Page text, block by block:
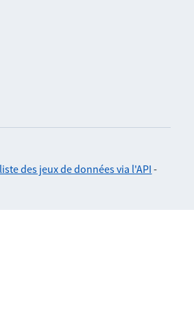
des jeux de données via l'API -